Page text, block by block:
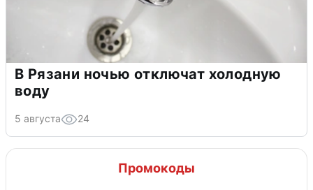
В Рязани ночью отключат холодную
воду
5 августа 24
Промокоды